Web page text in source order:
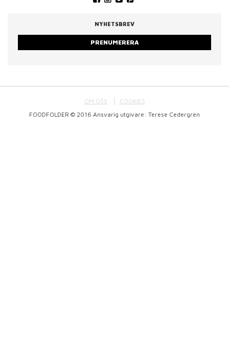
NYHETSBREV
PRENUMERERA
OM OSS
COOKIES
FOODFOLDER © 2016 Ansvarig utgivare: Terese Cedergren